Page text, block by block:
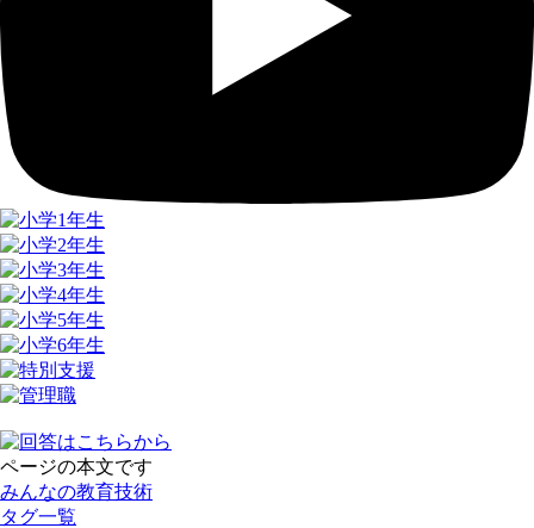
ページの本文です
みんなの教育技術
タグ一覧